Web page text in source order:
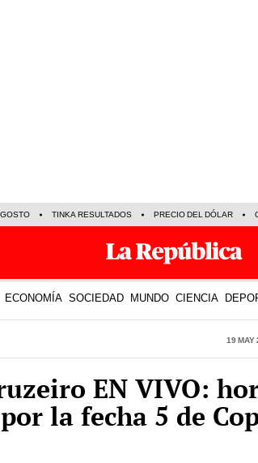
TINKA RESULTADOS PRECIO DEL DÓLAR
ECONOMÍA SOCIEDAD MUNDO CIENCIA
19 May
EN VIVO:
la fecha 5 de